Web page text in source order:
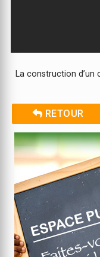
La construction
RETOUR